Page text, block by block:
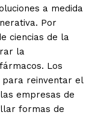
a medida
Por
ciencias de la
la
Los
para reinventar el
empresas de
formas de